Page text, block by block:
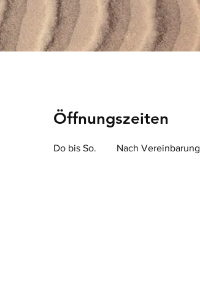
Öffnungszeiten
Do bis So. Nach Vereinbarung